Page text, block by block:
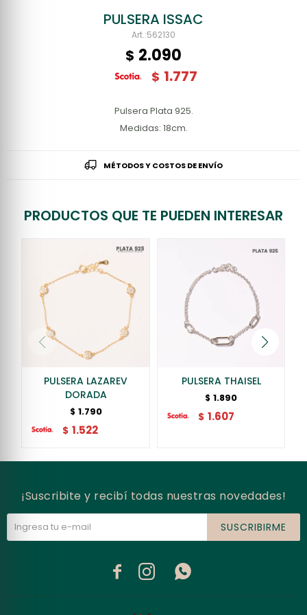
PULSERA ISSAC
562130
$ 2.090
$ 1.777
Pulsera Plata 925.
Medidas: 18cm.
MÉTODOS Y COSTOS DE ENVÍO
PRODUCTOS QUE TE PUEDEN INTERESAR
PULSERA LAZAREV
DORADA
$ 1.790
$ 1.522
PULSERA THAISEL
$ 1.890
$ 1.607
¡Suscribite y recibí todas nuestras novedades!
SUSCRIBIRME
  